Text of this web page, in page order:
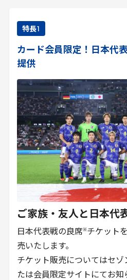
特長1
カード会員限定！日本代
提供
ご家族・友人と日本代
日本代表戦の良席※チケット
売いたします。
チケット販売についてはセゾ
たは会員限定サイトにてお知